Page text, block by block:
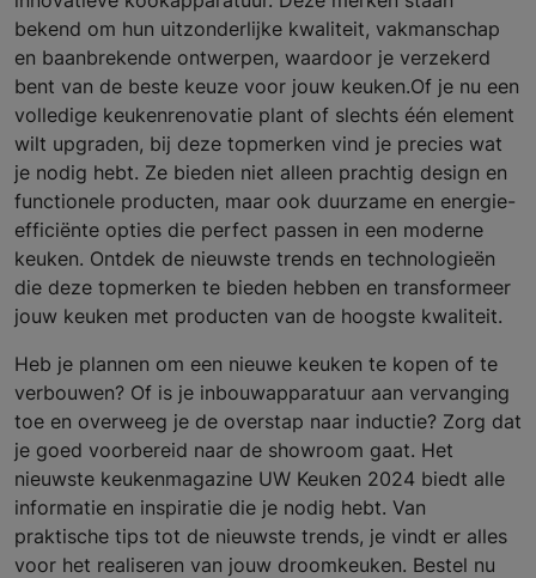
bekend om hun uitzonderlijke kwaliteit, vakmanschap
en baanbrekende ontwerpen, waardoor je verzekerd
bent van de beste keuze voor jouw keuken.Of je nu een
volledige keukenrenovatie plant of slechts één element
wilt upgraden, bij deze topmerken vind je precies wat
je nodig hebt. Ze bieden niet alleen prachtig design en
functionele producten, maar ook duurzame en energie-
efficiënte opties die perfect passen in een moderne
keuken. Ontdek de nieuwste trends en technologieën
die deze topmerken te bieden hebben en transformeer
jouw keuken met producten van de hoogste kwaliteit.
Heb je plannen om een nieuwe keuken te kopen of te
verbouwen? Of is je inbouwapparatuur aan vervanging
toe en overweeg je de overstap naar inductie? Zorg dat
je goed voorbereid naar de showroom gaat. Het
nieuwste keukenmagazine UW Keuken 2024 biedt alle
informatie en inspiratie die je nodig hebt. Van
praktische tips tot de nieuwste trends, je vindt er alles
voor het realiseren van jouw droomkeuken. Bestel nu